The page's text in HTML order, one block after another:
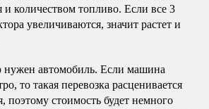
и количеством топливо. Если все 3
увеличиваются, значит растет и
нужен автомобиль. Если машина
то такая перевозка расценивается
поэтому стоимость будет немного